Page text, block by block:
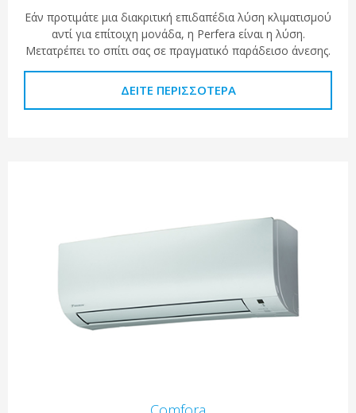
Εάν προτιμάτε μια διακριτική επιδαπέδια λύση κλιματισμού
αντί για επίτοιχη μονάδα, η Perfera είναι η λύση.
Μετατρέπει το σπίτι σας σε πραγματικό παράδεισο άνεσης.
ΔΕΊΤΕ ΠΕΡΙΣΣΌΤΕΡΑ